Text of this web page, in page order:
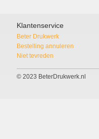
Klantenservice
Beter Drukwerk
Bestelling annuleren
Niet tevreden
© 2023 BeterDrukwerk.nl